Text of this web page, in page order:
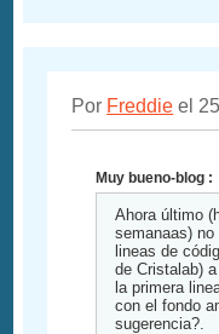
Por Freddie el
Muy bueno-blog :
Ahora último
semanaas) no
lineas de
de Cristalab)
la primera
con el fondo
sugerencia?.